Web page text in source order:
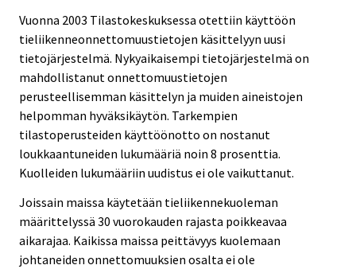
Vuonna 2003 Tilastokeskuksessa otettiin käyttöön
tieliikenneonnettomuustietojen käsittelyyn uusi
tietojärjestelmä. Nykyaikaisempi tietojärjestelmä on
mahdollistanut onnettomuustietojen
perusteellisemman käsittelyn ja muiden aineistojen
helpomman hyväksikäytön. Tarkempien
tilastoperusteiden käyttöönotto on nostanut
loukkaantuneiden lukumääriä noin 8 prosenttia.
Kuolleiden lukumääriin uudistus ei ole vaikuttanut.
Joissain maissa käytetään tieliikennekuoleman
määrittelyssä 30 vuorokauden rajasta poikkeavaa
aikarajaa. Kaikissa maissa peittävyys kuolemaan
johtaneiden onnettomuuksien osalta ei ole